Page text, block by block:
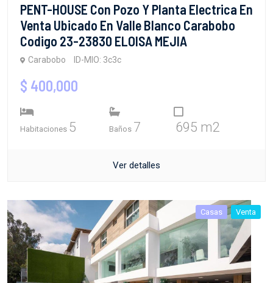
PENT-HOUSE Con Pozo Y Planta Electrica En
Venta Ubicado En Valle Blanco Carabobo
Codigo 23-23830 ELOISA MEJIA
Carabobo ID-MIO: 3c3c
$ 400,000
Habitaciones 5 Baños 7 695 m2
Ver detalles
Casas Venta